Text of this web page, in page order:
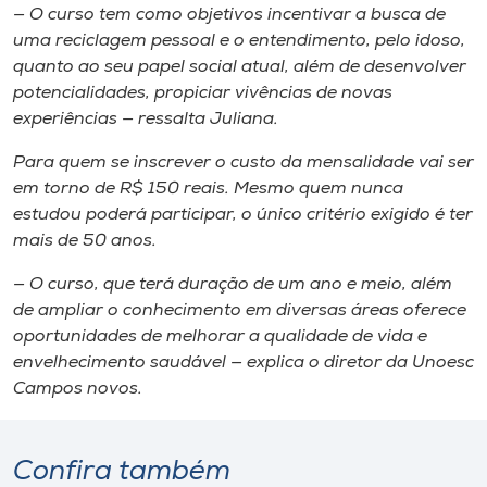
— O curso tem como objetivos incentivar a busca de
uma reciclagem pessoal e o entendimento, pelo idoso,
quanto ao seu papel social atual, além de desenvolver
potencialidades, propiciar vivências de novas
experiências — ressalta Juliana.
Para quem se inscrever o custo da mensalidade vai ser
em torno de R$ 150 reais. Mesmo quem nunca
estudou poderá participar, o único critério exigido é ter
mais de 50 anos.
— O curso, que terá duração de um ano e meio, além
de ampliar o conhecimento em diversas áreas oferece
oportunidades de melhorar a qualidade de vida e
envelhecimento saudável — explica o diretor da Unoesc
Campos novos.
Confira também